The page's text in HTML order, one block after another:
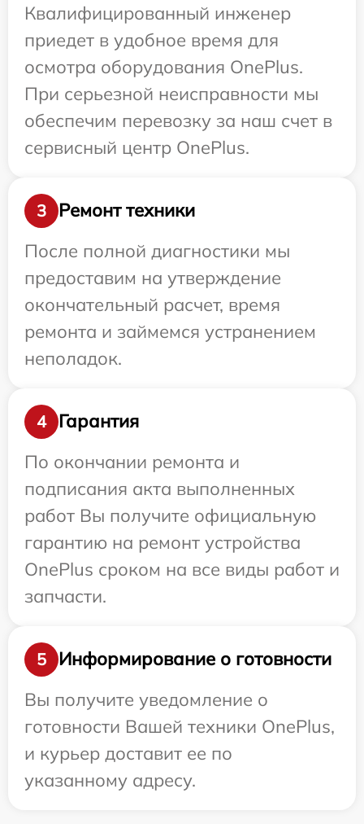
Квалифицированный инженер
приедет в удобное время для
осмотра оборудования OnePlus.
При серьезной неисправности мы
обеспечим перевозку за наш счет в
сервисный центр OnePlus.
3
Ремонт техники
После полной диагностики мы
предоставим на утверждение
окончательный расчет, время
ремонта и займемся устранением
неполадок.
4
Гарантия
По окончании ремонта и
подписания акта выполненных
работ Вы получите официальную
гарантию на ремонт устройства
OnePlus сроком на все виды работ и
запчасти.
5
Информирование о готовности
Вы получите уведомление о
готовности Вашей техники OnePlus,
и курьер доставит ее по
указанному адресу.